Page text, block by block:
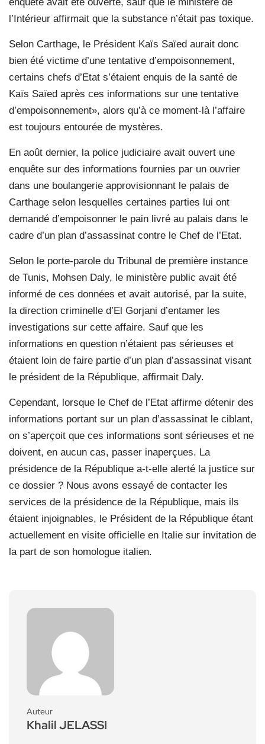
l’Intérieur affirmait que la substance n’était pas toxique.
Selon Carthage, le Président Kaïs Saïed aurait donc
bien été victime d’une tentative d’empoisonnement,
certains chefs d’Etat s’étaient enquis de la santé de
Kaïs Saïed après ces informations sur une tentative
d’empoisonnement», alors qu’à ce moment-là l’affaire
est toujours entourée de mystères.
En août dernier, la police judiciaire avait ouvert une
enquête sur des informations fournies par un ouvrier
dans une boulangerie approvisionnant le palais de
Carthage selon lesquelles certaines parties lui ont
demandé d’empoisonner le pain livré au palais dans le
cadre d’un plan d’assassinat contre le Chef de l’Etat.
Selon le porte-parole du Tribunal de première instance
de Tunis, Mohsen Daly, le ministère public avait été
informé de ces données et avait autorisé, par la suite,
la direction criminelle d’El Gorjani d’entamer les
investigations sur cette affaire. Sauf que les
informations en question n’étaient pas sérieuses et
étaient loin de faire partie d’un plan d’assassinat visant
le président de la République, affirmait Daly.
Cependant, lorsque le Chef de l’Etat affirme détenir des
informations portant sur un plan d’assassinat le ciblant,
on s’aperçoit que ces informations sont sérieuses et ne
doivent, en aucun cas, passer inaperçues. La
présidence de la République a-t-elle alerté la justice sur
ce dossier ? Nous avons essayé de contacter les
services de la présidence de la République, mais ils
étaient injoignables, le Président de la République étant
actuellement en visite officielle en Italie sur invitation de
la part de son homologue italien.
Auteur
Khalil JELASSI